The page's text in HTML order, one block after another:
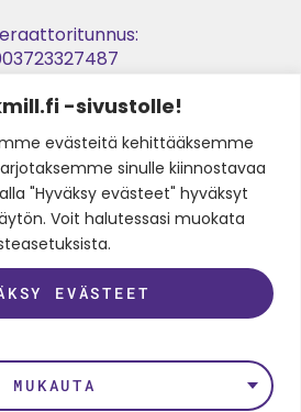
-sivustolle!
evästeitä kehittääksemme
sinulle kiinnostavaa
"Hyväksy evästeet" hyväksyt
Voit halutessasi muokata
MUKAUTA
EVÄSTEET
Y-tunnus:
2905397-4
MEITÄ
InstagramFacebookTwitterYoutube